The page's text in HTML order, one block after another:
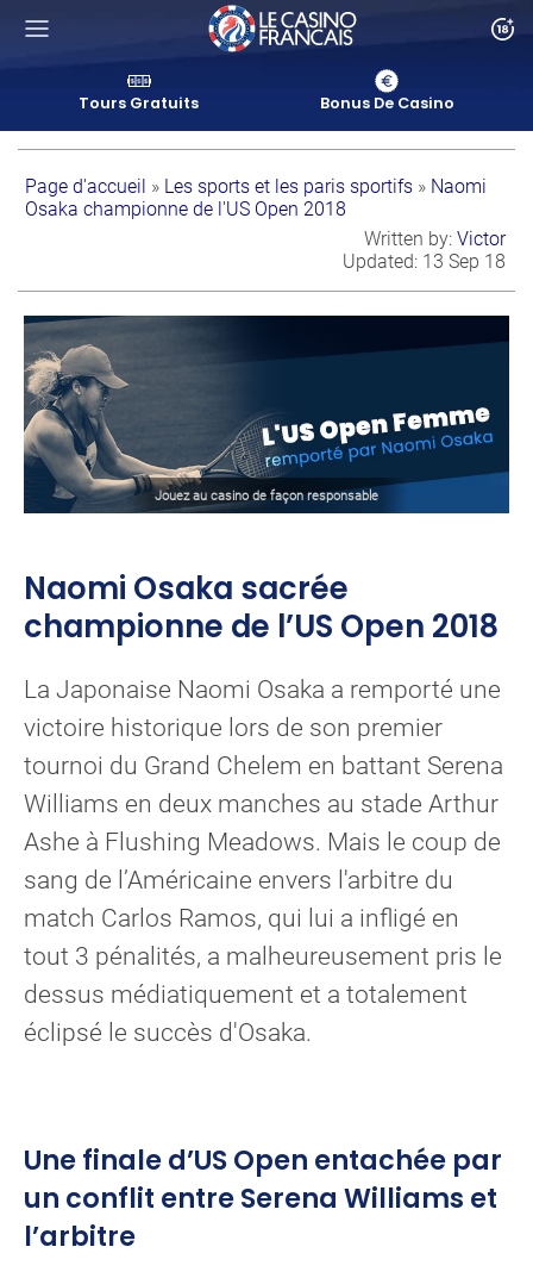
Tours Gratuits Bonus De Casino
Page d'accueil » Les sports et les paris sportifs » Naomi
Osaka championne de l'US Open 2018
Written by: Victor
Updated: 13 Sep 18
Jouez au casino de façon responsable
Naomi Osaka sacrée
championne de l’US Open 2018
La Japonaise Naomi Osaka a remporté une
victoire historique lors de son premier
tournoi du Grand Chelem en battant Serena
Williams en deux manches au stade Arthur
Ashe à Flushing Meadows. Mais le coup de
sang de l’Américaine envers l'arbitre du
match Carlos Ramos, qui lui a infligé en
tout 3 pénalités, a malheureusement pris le
dessus médiatiquement et a totalement
éclipsé le succès d'Osaka.
Une finale d’US Open entachée par
un conflit entre Serena Williams et
l’arbitre